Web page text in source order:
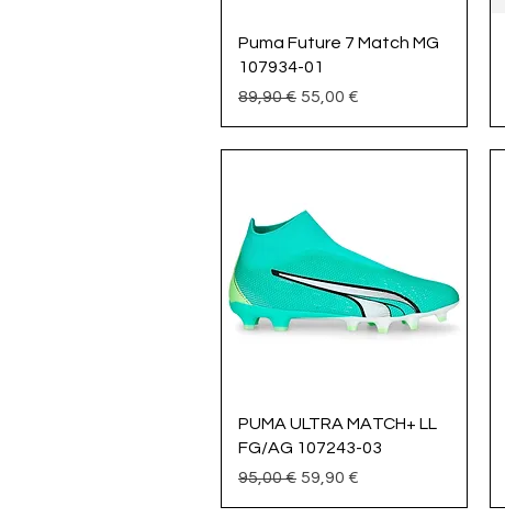
Vista rápida
Puma Future 7 Match MG
107934-01
Precio
89,90 € Precio de oferta
55,00 €
Vista rápida
PUMA ULTRA MATCH+ LL
FG/AG 107243-03
Precio
95,00 € Precio de oferta
59,90 €